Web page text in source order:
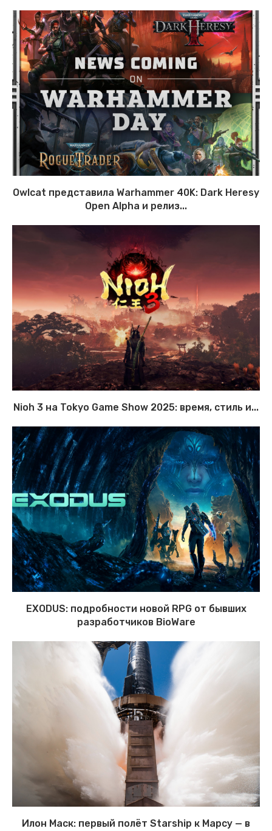
Owlcat представила Warhammer 40K: Dark Heresy
Open Alpha и релиз...
Nioh 3 на Tokyo Game Show 2025: время, стиль и...
EXODUS: подробности новой RPG от бывших
разработчиков BioWare
Илон Маск: первый полёт Starship к Марсу — в